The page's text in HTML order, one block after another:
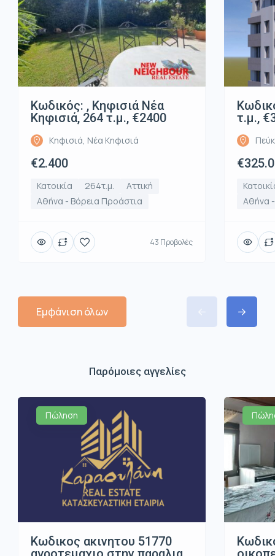
Κωδικός: , Κηφισιά Νέα
Κηφισιά, 264 τ.μ., €2400
Κηφισιά, Νέα Κηφισιά
€2.400
Κατοικία 264τ.μ.
Αττική
Αθήνα - Βόρεια Προάστια
43 Προβολές
τ.μ.,
Αθήνα
Εμφάνιση όλων
Παρόμοιες αγγελίες
Πώληση
Κωδικος ακινητου 51770